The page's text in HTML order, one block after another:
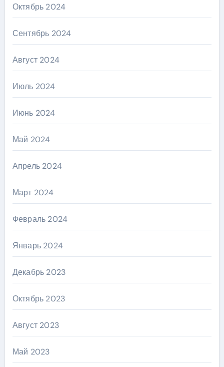
Октябрь 2024
Сентябрь 2024
Август 2024
Июль 2024
Июнь 2024
Май 2024
Апрель 2024
Март 2024
Февраль 2024
Январь 2024
Декабрь 2023
Октябрь 2023
Август 2023
Май 2023